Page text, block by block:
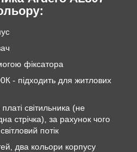
фіксатора
- підходить для житлових
світильника (не
стрічка), за рахунок чого
потік
два кольори корпусу